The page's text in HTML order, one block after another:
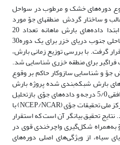
دوره‌‌های خشک و مرطوب در سواحل
و ساختار گردش منطقه­ای جوّ مورد
بررسی قرار گرفت. بر‌این‌اساس، ابتدا داده‌‌های بارش ماهانه تعداد 20
ایستگاه هواشناسی واقع در خط ساحلی جنوب دریای خزر برای یک دوره30
پردازش قرار گرفت. با بررسی توزیع زمانی بارش،
و 10 ماه مرطوب فراگیر برای منطقه خزری شناسایی شد.
و شناسایی سازوکار حاکم بر وقوع
بارش شبکه‌بندی شده پروژه بارش
آسیایی (APHRODITE) با تفکیک افقی 5/0 درجه و داده‌‌های جوّی بازتحلیل
شده مراکز ملی پیش‌بینی محیطی/مرکز ملی تحقیقات جوّی (NCEP/NCAR) با
شد. نتایج تحقیق بیانگر آن است که استقرار
به‌‌همراه شکل‌گیری واچرخندی قوی در
سیاه، از ویژگی‌‌های اصلی دوره‌‌های